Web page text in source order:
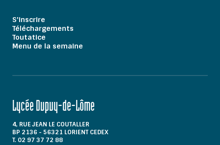
S'inscrire
Téléchargements
Toutatice
Menu de la semaine
Lycée Dupuy-de-Lôme
4, RUE JEAN LE COUTALLER
BP 2136 - 56321 LORIENT CEDEX
T. 02 97 37 72 88